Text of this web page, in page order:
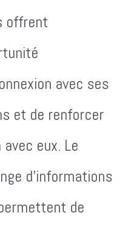
offrent
avec ses
et de renforcer
eux. Le
d'informations
de